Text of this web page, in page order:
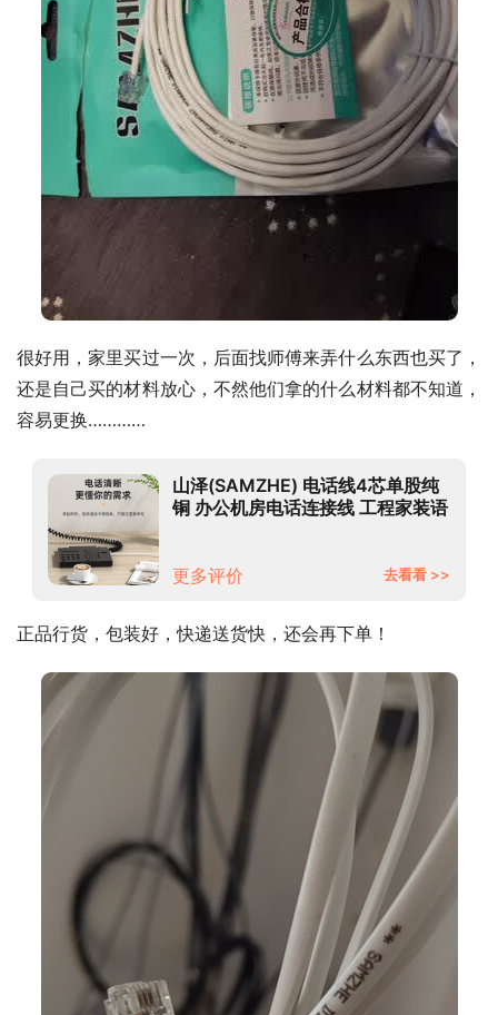
很好用，家里买过一次，后面找师傅来弄什么东西也买了，
还是自己买的材料放心，不然他们拿的什么材料都不知道，
容易更换…………
山泽(SAMZHE) 电话线4芯单股纯
铜 办公机房电话连接线 工程家装语
更多评价 去看看 >>
正品行货，包装好，快递送货快，还会再下单！